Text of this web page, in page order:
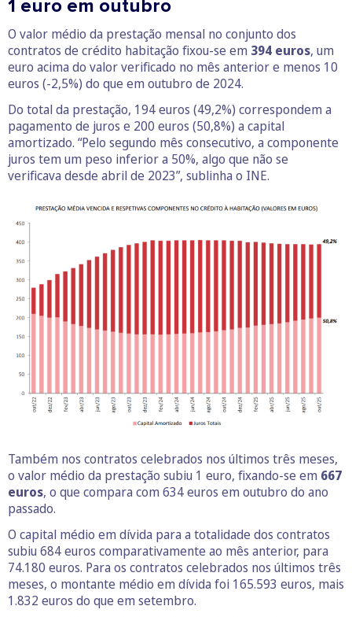
1 euro em outubro
O valor médio da prestação mensal no conjunto dos
contratos de crédito habitação fixou-se em 394 euros, um
euro acima do valor verificado no mês anterior e menos 10
euros (-2,5%) do que em outubro de 2024.
Do total da prestação, 194 euros (49,2%) correspondem a
pagamento de juros e 200 euros (50,8%) a capital
amortizado. “Pelo segundo mês consecutivo, a componente
juros tem um peso inferior a 50%, algo que não se
verificava desde abril de 2023”, sublinha o INE.
Também nos contratos celebrados nos últimos três meses,
o valor médio da prestação subiu 1 euro, fixando-se em 667
euros, o que compara com 634 euros em outubro do ano
passado.
O capital médio em dívida para a totalidade dos contratos
subiu 684 euros comparativamente ao mês anterior, para
74.180 euros. Para os contratos celebrados nos últimos três
meses, o montante médio em dívida foi 165.593 euros, mais
1.832 euros do que em setembro.